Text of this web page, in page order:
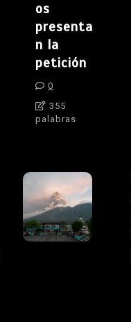
os
presenta
n la
petición
0
355
palabras